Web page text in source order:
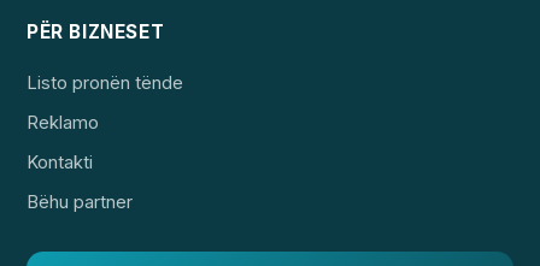
PËR BIZNESET
Listo pronën tënde
Reklamo
Kontakti
Bëhu partner